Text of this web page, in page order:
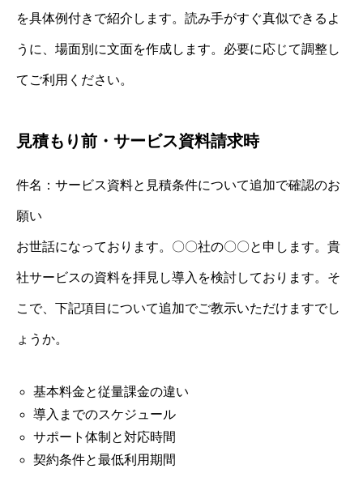
を具体例付きで紹介します。読み手がすぐ真似できるよ
うに、場面別に文面を作成します。必要に応じて調整し
てご利用ください。
見積もり前・サービス資料請求時
件名：サービス資料と見積条件について追加で確認のお
願い
お世話になっております。〇〇社の〇〇と申します。貴
社サービスの資料を拝見し導入を検討しております。そ
こで、下記項目について追加でご教示いただけますでし
ょうか。
基本料金と従量課金の違い
導入までのスケジュール
サポート体制と対応時間
契約条件と最低利用期間